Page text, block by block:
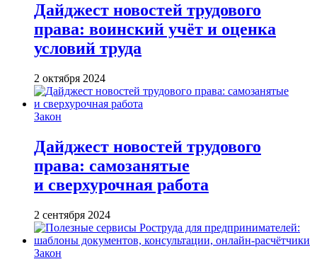
Дайджест новостей трудового
права: воинский учёт и оценка
условий труда
2 октября 2024
Закон
Дайджест новостей трудового
права: самозанятые
и сверхурочная работа
2 сентября 2024
Закон